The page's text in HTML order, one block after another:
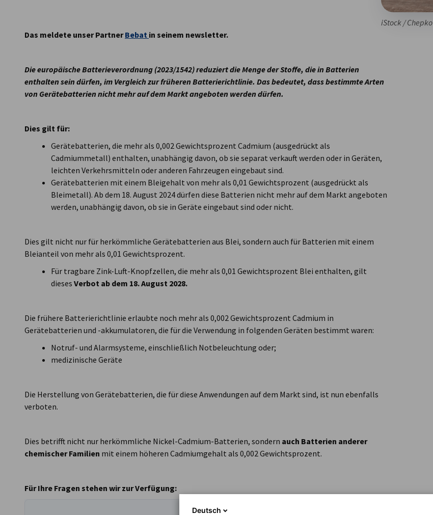
iStock / Chepko
Das meldete unser PartnerBebat in seinem newsletter.
Die europäische Batterieverordnung (2023/1542) reduziert die Menge der Stoffe, die in Batterien
enthalten sein dürfen, im Vergleich zur früheren Batterierichtlinie. Das bedeutet, dass bestimmte Arten
von Gerätebatterien nicht mehr auf dem Markt angeboten werden dürfen.
Dies gilt für:
Gerätebatterien, die mehr als 0,002 Gewichtsprozent Cadmium (ausgedrückt als
Cadmiummetall) enthalten, unabhängig davon, ob sie separat verkauft werden oder in Geräten,
leichten Verkehrsmitteln oder anderen Fahrzeugen eingebaut sind.
Gerätebatterien mit einem Bleigehalt von mehr als 0,01 Gewichtsprozent (ausgedrückt als
Bleimetall). Ab dem 18. August 2024 dürfen diese Batterien nicht mehr auf dem Markt angeboten
werden, unabhängig davon, ob sie in Geräte eingebaut sind oder nicht.
Dies gilt nicht nur für herkömmliche Gerätebatterien aus Blei, sondern auch für Batterien mit einem
Bleianteil von mehr als 0,01 Gewichtsprozent.
Für tragbare Zink-Luft-Knopfzellen, die mehr als 0,01 Gewichtsprozent Blei enthalten, gilt
dieses Verbot ab dem 18. August 2028.
Die frühere Batterierichtlinie erlaubte noch mehr als 0,002 Gewichtsprozent Cadmium in
Gerätebatterien und -akkumulatoren, die für die Verwendung in folgenden Geräten bestimmt waren:
Notruf- und Alarmsysteme, einschließlich Notbeleuchtung oder;
medizinische Geräte
Die Herstellung von Gerätebatterien, die für diese Anwendungen auf dem Markt sind, ist nun ebenfalls
verboten.
Dies betrifft nicht nur herkömmliche Nickel-Cadmium-Batterien, sondern auch Batterien anderer
chemischer Familien mit einem höheren Cadmiumgehalt als 0,002 Gewichtsprozent.
Für Ihre Fragen stehen wir zur Verfügung:
Deutsch